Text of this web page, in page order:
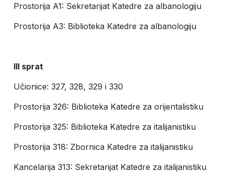
Prostorija A1: Sekretarijat Katedre za albanologiju
Prostorija A3: Biblioteka Katedre za albanologiju
IIIsprat
Učionice: 327, 328, 329 i 330
Prostorija 326: Biblioteka Katedre za orijentalistiku
Prostorija 325: Biblioteka Katedre za italijanistiku
Prostorija 318: Zbornica Katedre za italijanistiku
Kancelarija 313: Sekretarijat Katedre za italijanistiku